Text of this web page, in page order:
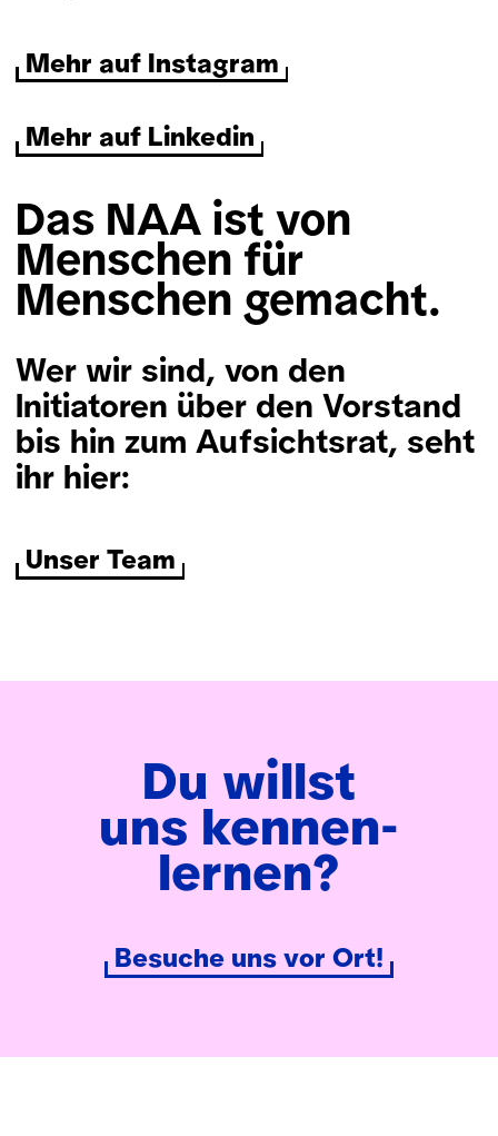
Mehr auf Instagram
Mehr auf Linkedin
Das NAA ist von
Menschen für
Menschen gemacht.
Wer wir sind, von den
Initiatoren über den Vorstand
bis hin zum Aufsichtsrat, seht
ihr hier:
Unser Team
Du willst
uns kennen­
lernen?
Besuche uns vor Ort!